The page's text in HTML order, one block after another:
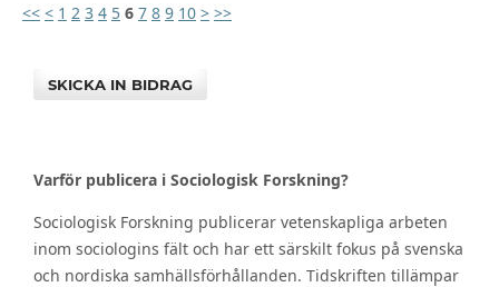
<< < 1 2 3 4 5 6 7 8 9 10 > >>
SKICKA IN BIDRAG
Varför publicera i Sociologisk Forskning?
Sociologisk Forskning publicerar vetenskapliga arbeten
inom sociologins fält och har ett särskilt fokus på svenska
och nordiska samhällsförhållanden. Tidskriften tillämpar